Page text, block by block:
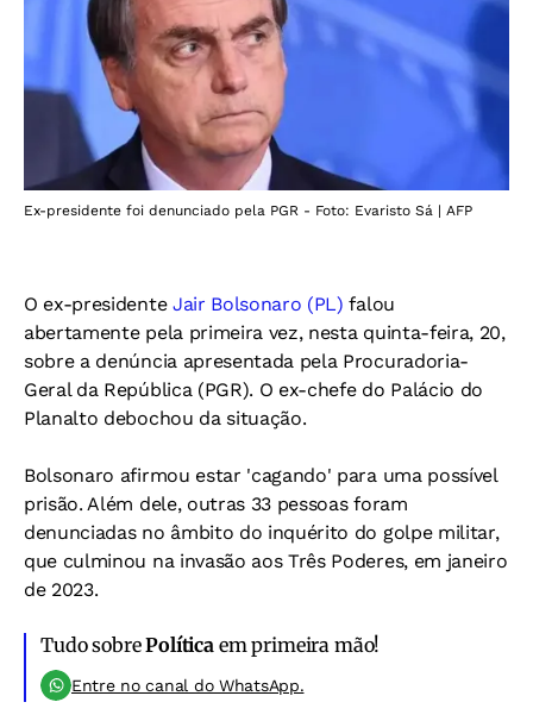
Ex-presidente foi denunciado pela PGR - Foto: Evaristo Sá | AFP
O ex-presidente Jair Bolsonaro (PL) falou
abertamente pela primeira vez, nesta quinta-feira, 20,
sobre a denúncia apresentada pela Procuradoria-
Geral da República (PGR). O ex-chefe do Palácio do
Planalto debochou da situação.
Bolsonaro afirmou estar 'cagando' para uma possível
prisão. Além dele, outras 33 pessoas foram
denunciadas no âmbito do inquérito do golpe militar,
que culminou na invasão aos Três Poderes, em janeiro
de 2023.
Tudo sobrePolíticaem primeira mão!
Entre no canal do WhatsApp.